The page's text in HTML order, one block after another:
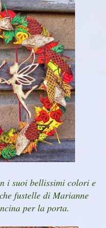
i suoi bellissimi colori e
fustelle di Marianne
per la porta.